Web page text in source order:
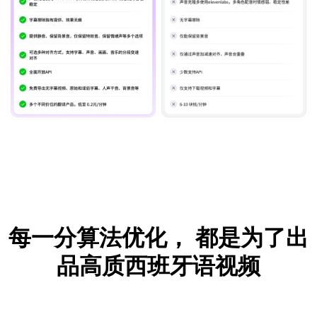
每一分算法优化， 都是为了出
品高质西班牙语视频